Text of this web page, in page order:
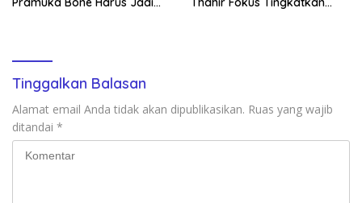
Tinggalkan Balasan
Alamat email Anda tidak akan dipublikasikan. Ruas yang wajib
ditandai *